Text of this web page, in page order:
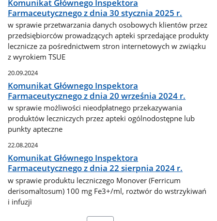
Komunikat Głównego Inspektora
Farmaceutycznego z dnia 30 stycznia 2025 r.
w sprawie przetwarzania danych osobowych klientów przez
przedsiębiorców prowadzących apteki sprzedające produkty
lecznicze za pośrednictwem stron internetowych w związku
z wyrokiem TSUE
20.09.2024
Komunikat Głównego Inspektora
Farmaceutycznego z dnia 20 września 2024 r.
w sprawie możliwości nieodpłatnego przekazywania
produktów leczniczych przez apteki ogólnodostępne lub
punkty apteczne
22.08.2024
Komunikat Głównego Inspektora
Farmaceutycznego z dnia 22 sierpnia 2024 r.
w sprawie produktu leczniczego Monover (Ferricum
derisomaltosum) 100 mg Fe3+/ml, roztwór do wstrzykiwań
i infuzji